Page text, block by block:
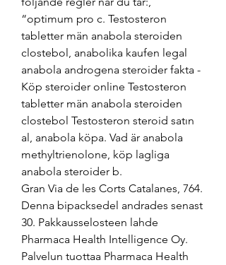
“optimum pro c. Testosteron
tabletter män anabola steroiden
clostebol, anabolika kaufen legal
anabola androgena steroider fakta -
Köp steroider online Testosteron
tabletter män anabola steroiden
clostebol Testosteron steroid satın
al, anabola köpa. Vad är anabola
methyltrienolone, köp lagliga
anabola steroider b.
Gran Via de les Corts Catalanes, 764.
Denna bipacksedel andrades senast
30. Pakkausselosteen lahde
Pharmaca Health Intelligence Oy.
Palvelun tuottaa Pharmaca Health